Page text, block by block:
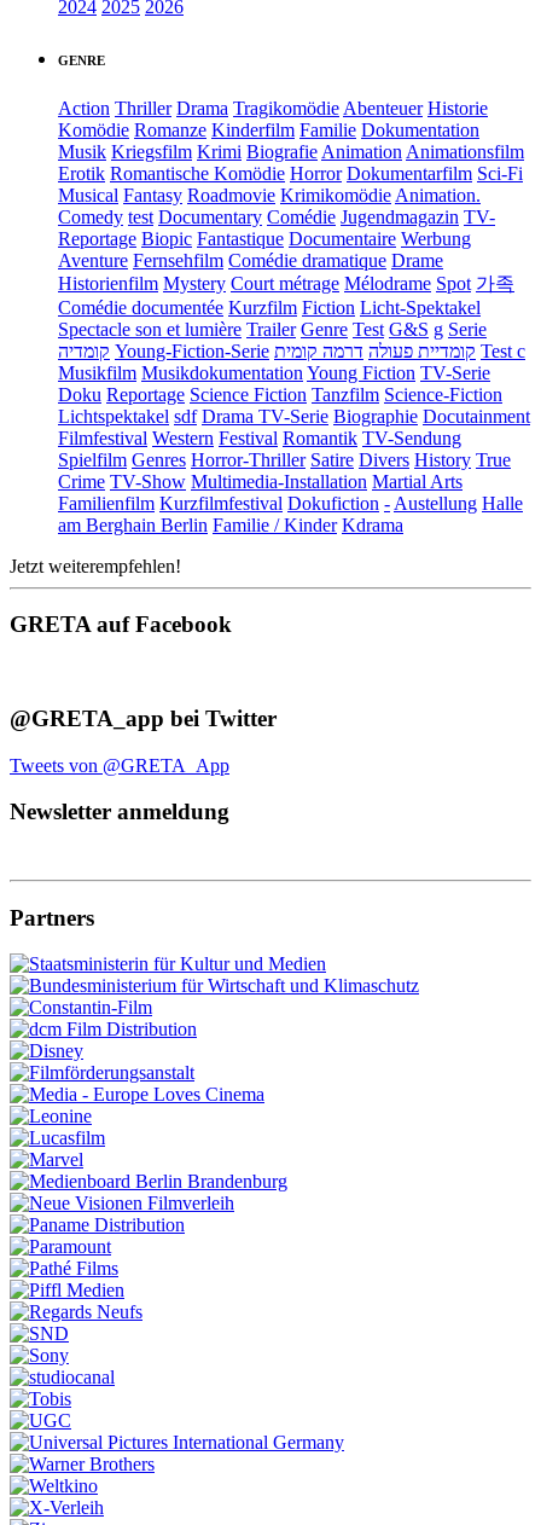
2024 2025 2026
GENRE
Action Thriller Drama Tragikomödie Abenteuer Historie
Komödie Romanze Kinderfilm Familie Dokumentation
Musik Kriegsfilm Krimi Biografie Animation Animationsfilm
Erotik Romantische Komödie Horror Dokumentarfilm Sci-Fi
Musical Fantasy Roadmovie Krimikomödie Animation.
Comedy test Documentary Comédie Jugendmagazin TV-
Reportage Biopic Fantastique Documentaire Werbung
Aventure Fernsehfilm Comédie dramatique Drame
Historienfilm Mystery Court métrage Mélodrame Spot 가족
Comédie documentée Kurzfilm Fiction Licht-Spektakel
Spectacle son et lumière Trailer Genre Test G&S g Serie
קומדיה Young-Fiction-Serie קומדיית פעולה דרמה קומית
Test c
Musikfilm Musikdokumentation Young Fiction TV-Serie
Doku Reportage Science Fiction Tanzfilm Science-Fiction
Lichtspektakel sdf Drama TV-Serie Biographie Docutainment
Filmfestival Western Festival Romantik TV-Sendung
Spielfilm Genres Horror-Thriller Satire Divers History True
Crime TV-Show Multimedia-Installation Martial Arts
Familienfilm Kurzfilmfestival Dokufiction - Austellung Halle
am Berghain Berlin Familie / Kinder Kdrama
Jetzt weiterempfehlen!
GRETA auf Facebook
@GRETA_app bei Twitter
Tweets von @GRETA_App
Newsletter anmeldung
Partners